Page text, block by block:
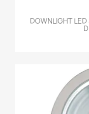
DOWNLIGHT